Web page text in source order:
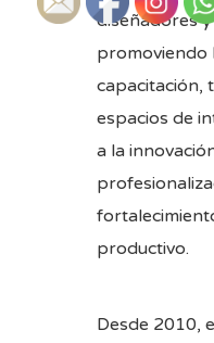
diseñadores
promoviendo
capacitación,
espacios de
a la
productivo.
Desde 2010,